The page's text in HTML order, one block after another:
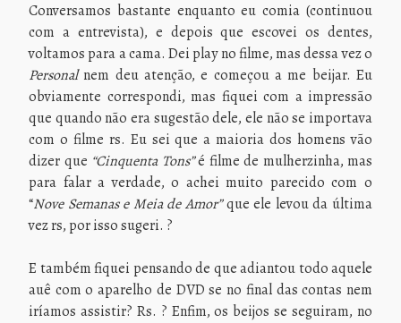
Conversamos bastante enquanto eu comia (continuou
com a entrevista), e depois que escovei os dentes,
voltamos para a cama. Dei play no filme, mas dessa vez o
Personalnem deu atenção, e começou a me beijar. Eu
obviamente correspondi, mas fiquei com a impressão
que quando não era sugestão dele, ele não se importava
com o filme rs. Eu sei que a maioria dos homens vão
dizer que “Cinquenta Tons”é filme de mulherzinha, mas
para falar a verdade, o achei muito parecido com o
“Nove Semanas e Meia de Amor”que ele levou da última
vez rs, por isso sugeri. ?
E também fiquei pensando de que adiantou todo aquele
auê com o aparelho de DVD se no final das contas nem
iríamos assistir? Rs. ? Enfim, os beijos se seguiram, no